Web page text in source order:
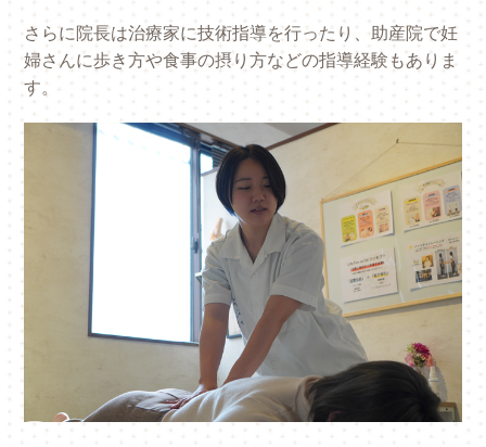
さらに院長は治療家に技術指導を行ったり、助産院で妊
婦さんに歩き方や食事の摂り方などの指導経験もありま
す。